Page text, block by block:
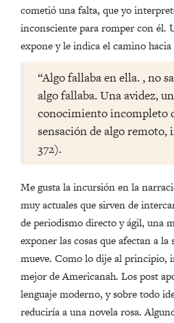
cometió una falta, que yo
inconsciente para romper con él.
expone y le indica el camino hacia
“Algo fallaba en ella. , no
algo fallaba. Una avidez,
conocimiento incompleto
sensación de algo remoto,
372).
Me gusta la incursión en la
muy actuales que sirven de
de periodismo directo y ágil, una
exponer las cosas que afectan a la
mueve. Como lo dije al principio,
mejor de Americanah. Los post
lenguaje moderno, y sobre todo
reduciría a una novela rosa.